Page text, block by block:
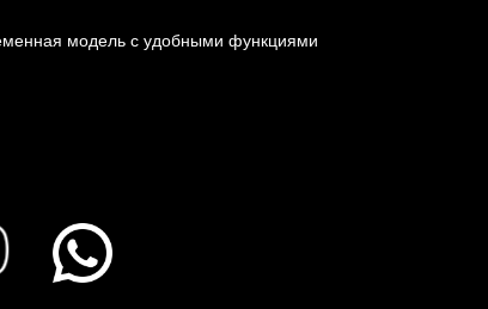
модель с удобными функциями